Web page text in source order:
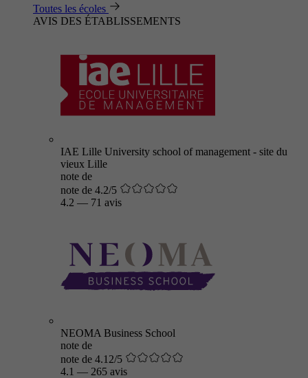
Toutes les écoles
AVIS DES ÉTABLISSEMENTS
IAE Lille University school of management - site du
vieux Lille
note de
note de 4.2/5
4.2 — 71 avis
NEOMA Business School
note de
note de 4.12/5
4.1 — 265 avis